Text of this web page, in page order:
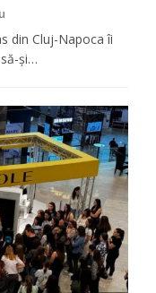
din Cluj-Napoca îi
şi…